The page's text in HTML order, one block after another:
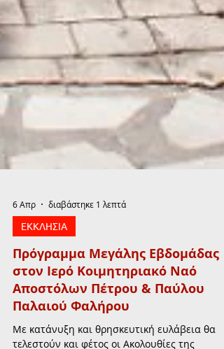
6 Απρ διαβάστηκε 1 λεπτά
ΕΚΚΛΗΣΙΑ
Πρόγραμμα Μεγάλης Εβδομάδας
στον Ιερό Κοιμητηριακό Ναό
Αποστόλων Πέτρου & Παύλου
Παλαιού Φαλήρου